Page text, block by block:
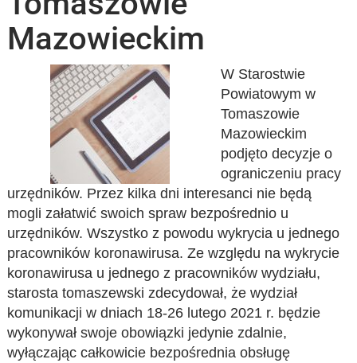
Mazowieckim
W Starostwie
Powiatowym w
Tomaszowie
Mazowieckim
podjęto decyzje o
ograniczeniu pracy
urzędników. Przez kilka dni interesanci nie będą
mogli załatwić swoich spraw bezpośrednio u
urzędników. Wszystko z powodu wykrycia u jednego
pracowników koronawirusa. Ze względu na wykrycie
koronawirusa u jednego z pracowników wydziału,
starosta tomaszewski zdecydował, że wydział
komunikacji w dniach 18-26 lutego 2021 r. będzie
wykonywał swoje obowiązki jedynie zdalnie,
wyłączając całkowicie bezpośrednia obsługę